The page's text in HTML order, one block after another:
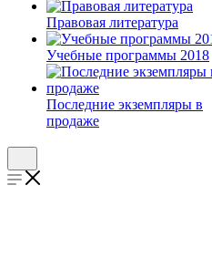
Правовая литература
Учебные программы 2018
Последние экземпляры в
продаже